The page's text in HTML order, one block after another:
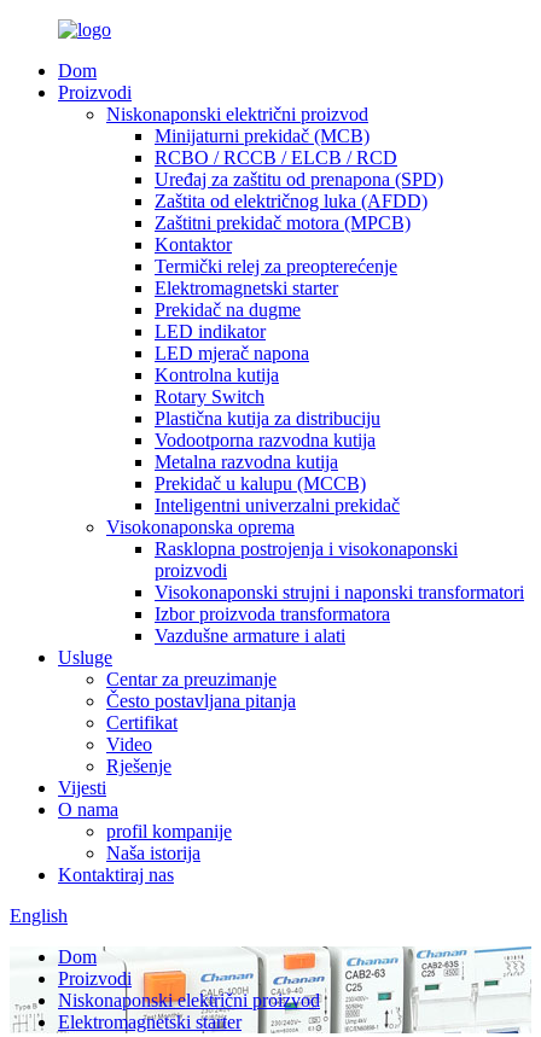
Dom
Proizvodi
Niskonaponski električni proizvod
Minijaturni prekidač (MCB)
RCBO / RCCB / ELCB / RCD
Uređaj za zaštitu od prenapona (SPD)
Zaštita od električnog luka (AFDD)
Zaštitni prekidač motora (MPCB)
Kontaktor
Termički relej za preopterećenje
Elektromagnetski starter
Prekidač na dugme
LED indikator
LED mjerač napona
Kontrolna kutija
Rotary Switch
Plastična kutija za distribuciju
Vodootporna razvodna kutija
Metalna razvodna kutija
Prekidač u kalupu (MCCB)
Inteligentni univerzalni prekidač
Visokonaponska oprema
Rasklopna postrojenja i visokonaponski
proizvodi
Visokonaponski strujni i naponski transformatori
Izbor proizvoda transformatora
Vazdušne armature i alati
Usluge
Centar za preuzimanje
Često postavljana pitanja
Certifikat
Video
Rješenje
Vijesti
O nama
profil kompanije
Naša istorija
Kontaktiraj nas
English
Dom
Proizvodi
Niskonaponski električni proizvod
Elektromagnetski starter